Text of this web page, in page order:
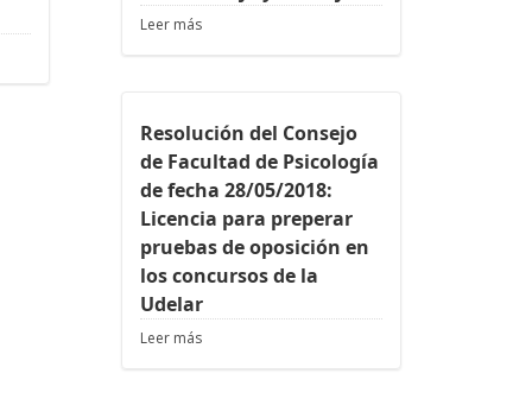
Leer más
Resolución del Consejo
de Facultad de Psicología
de fecha 28/05/2018:
Licencia para preperar
pruebas de oposición en
los concursos de la
Udelar
Leer más